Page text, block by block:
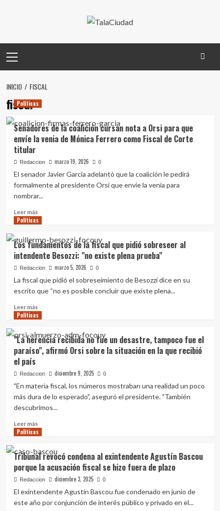
principal
INICIO FISCAL
fiscal
Políticas
Senadores de la coalición cursan nota a Orsi para que
envíe la venia de Mónica Ferrero como Fiscal de Corte
titular
Redaccion marzo 19, 2026 0
El senador Javier García adelantó que la coalición le pedirá
formalmente al presidente Orsi que envíe la venia para
nombrar...
Leer másLeer
más
Senadores
de
la
coalición
cursan
nota
a
para
envíe
la
venia
Mónica
como
Fiscal
de
titular
Políticas
Los fundamentos de la fiscal que pidió sobreseer al
intendente Besozzi: "no existe plena prueba"
Redaccion marzo 5, 2026 0
La fiscal que pidió el sobreseimiento de Besozzi dice en su
escrito que “no es posible concluir que existe plena...
Leer másLeer
más
Los
fundamentos
de
fiscal
pidió
sobreseer
al
Besozzi:
"no
plena
prueba"
Políticas
"La herencia recibida no fue un desastre, tampoco fue el
paraíso", afirmó Orsi sobre la situación en la que recibió
el país
Redaccion diciembre 9, 2025 0
"En materia fiscal, los números mostraban una realidad un poco
más dura de lo esperado", aseguró el presidente. "También
descubrimos...
Leer másLeer
más
"La
herencia
recibida
no
desastre,
Políticas
Tribunal revocó condena al exintendente Agustín Bascou
porque la acusación fiscal se hizo fuera de plazo
Redaccion diciembre 3, 2025 0
El exintendente Agustín Bascou fue condenado en junio de
este año por conjunción de interés público y privado en el...